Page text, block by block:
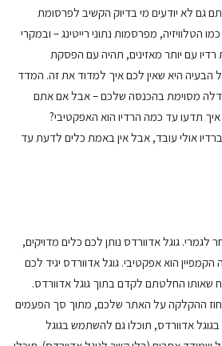
גם לא יודעים מי בדיוק הקשיב לפרסומת
הטלוויזיה, מפרסמות נתוני רייטינג – ובמקרי
רדיו עם יותר מאזינים, תהיה עם הפסקת
הבעיה היא שאין לכם איך למדוד את זה. המדד
מסוימת בהכנסה שלכם – אבל אם אתם
תדעו עד כמה הרדיו הוא האפקטיבי?
אולי עובד, אבל אין באמת כלים לדעת עד
לגמרי. גוגל אדוורדס נותן לכם כלים מדויקים,
הוא אפקטיבי. גוגל אדוורדס יגיד לכם
שאותו החלטתם לקדם בתוך גוגל אדוורדס.
אחוז ההקלקה על האתר שלכם, מתוך סך הפעמים
אדוורדס, תוכלו גם להשתמש בגוגל